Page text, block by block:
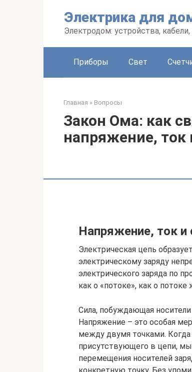
Электрика для
Электродом: устройства,
Приборы Свет
Главная » Вопросы
Закон Ома: как
напряжение, ток
Напряжение, ток и
Электрическая цепь
электрическому заряду
электрического заряда по
как о «потоке», как о
Сила, побуждающая
Напряжение – это особая
между двумя точками.
присутствующего в цепи,
перемещения носителей